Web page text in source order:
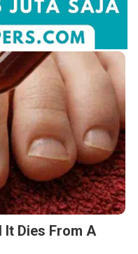
It Dies From A